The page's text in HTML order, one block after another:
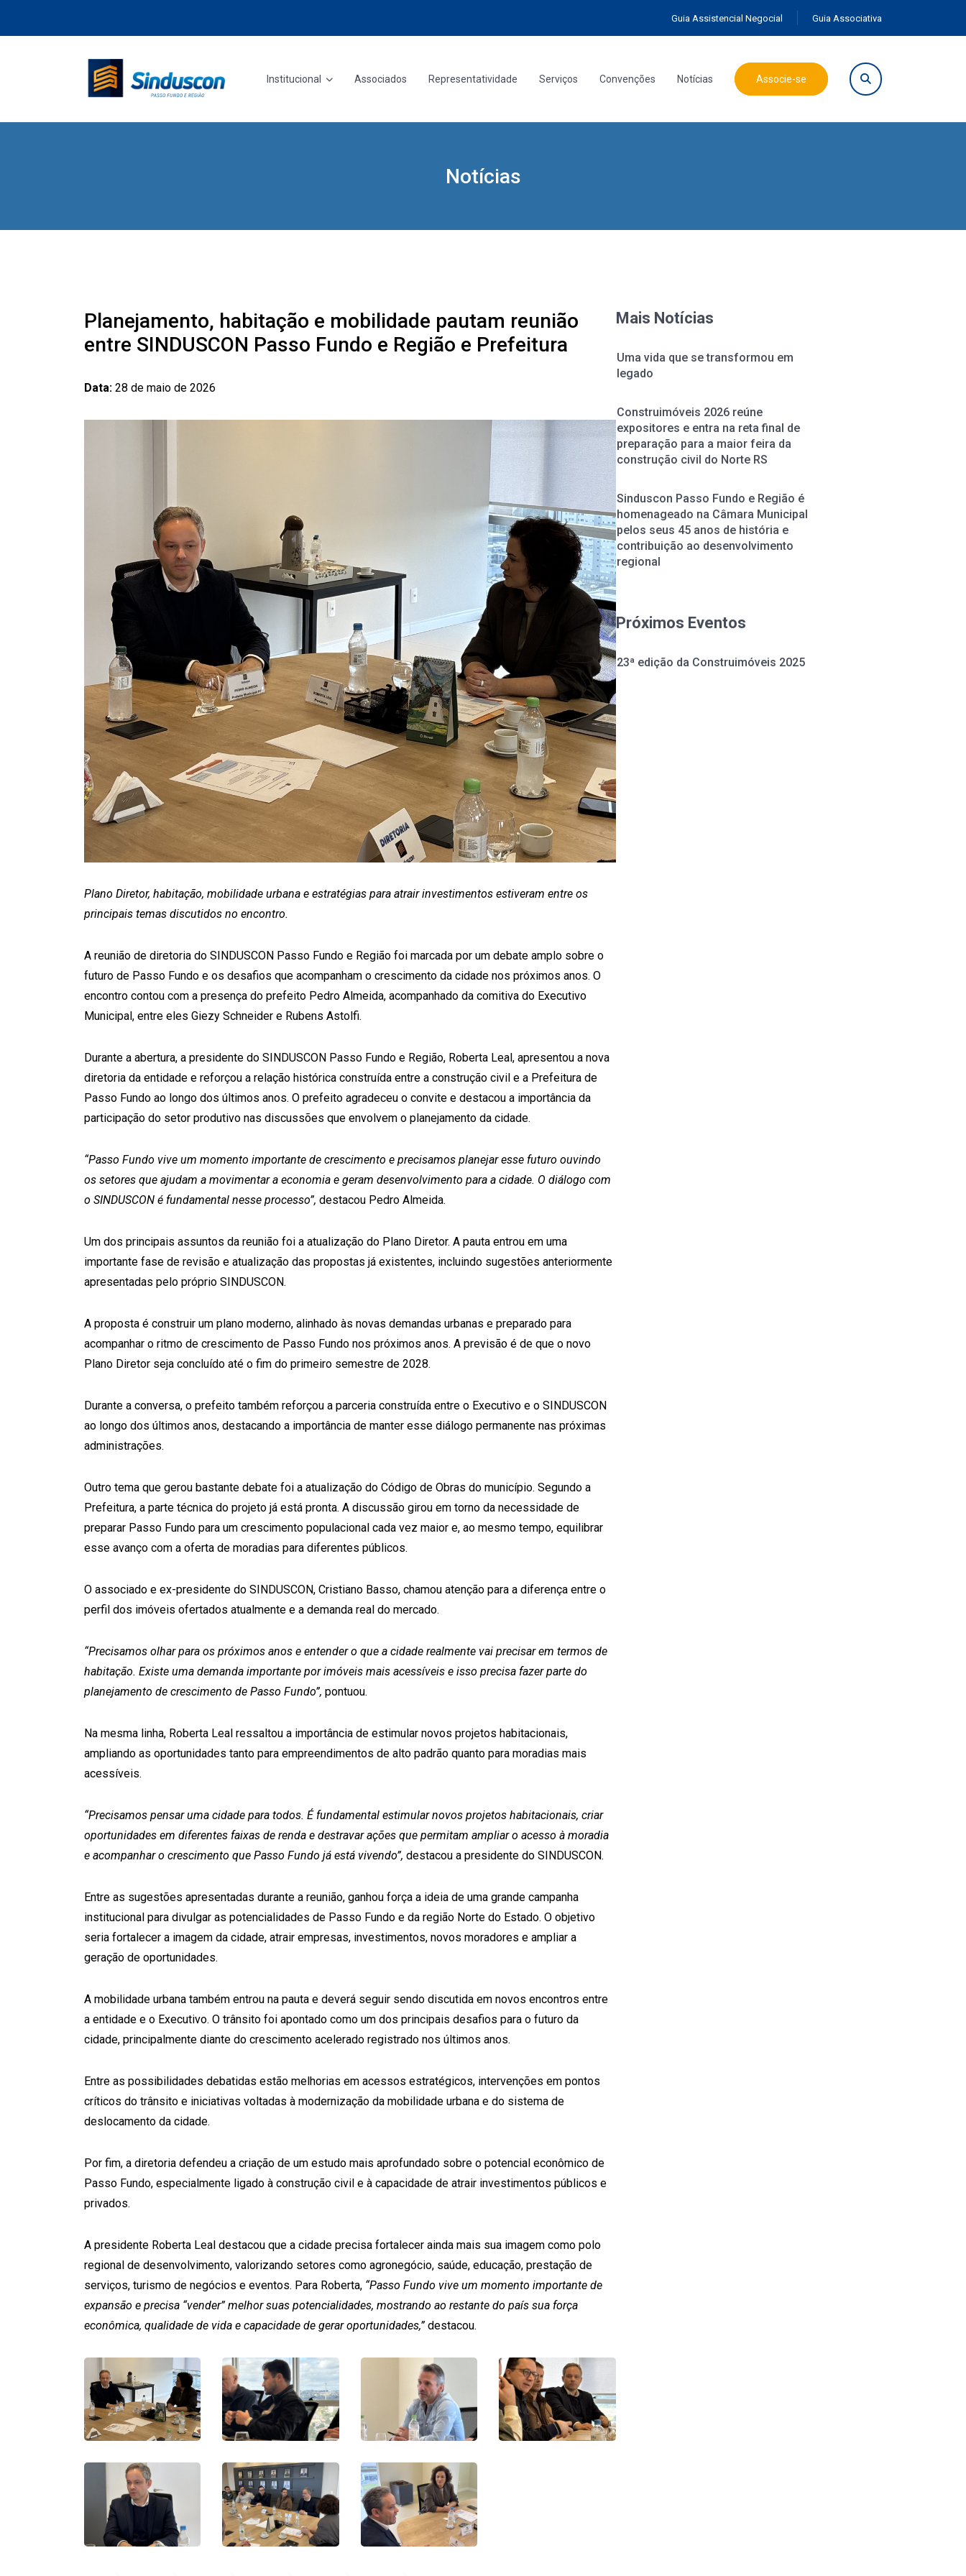
Guia Assistencial Negocial Guia Associativa
Institucional Associados Representatividade Serviços Convenções Notícias Associe-se
Notícias
Planejamento, habitação e mobilidade pautam reunião
entre SINDUSCON Passo Fundo e Região e Prefeitura
Data: 28 de maio de 2026
Plano Diretor, habitação, mobilidade urbana e estratégias para atrair investimentos estiveram entre os
principais temas discutidos no encontro.
A reunião de diretoria do SINDUSCON Passo Fundo e Região foi marcada por um debate amplo sobre o
futuro de Passo Fundo e os desafios que acompanham o crescimento da cidade nos próximos anos. O
encontro contou com a presença do prefeito Pedro Almeida, acompanhado da comitiva do Executivo
Municipal, entre eles Giezy Schneider e Rubens Astolfi.
Durante a abertura, a presidente do SINDUSCON Passo Fundo e Região, Roberta Leal, apresentou a nova
diretoria da entidade e reforçou a relação histórica construída entre a construção civil e a Prefeitura de
Passo Fundo ao longo dos últimos anos. O prefeito agradeceu o convite e destacou a importância da
participação do setor produtivo nas discussões que envolvem o planejamento da cidade.
“Passo Fundo vive um momento importante de crescimento e precisamos planejar esse futuro ouvindo
os setores que ajudam a movimentar a economia e geram desenvolvimento para a cidade. O diálogo com
o SINDUSCON é fundamental nesse processo”, destacou Pedro Almeida.
Um dos principais assuntos da reunião foi a atualização do Plano Diretor. A pauta entrou em uma
importante fase de revisão e atualização das propostas já existentes, incluindo sugestões anteriormente
apresentadas pelo próprio SINDUSCON.
A proposta é construir um plano moderno, alinhado às novas demandas urbanas e preparado para
acompanhar o ritmo de crescimento de Passo Fundo nos próximos anos. A previsão é de que o novo
Plano Diretor seja concluído até o fim do primeiro semestre de 2028.
Durante a conversa, o prefeito também reforçou a parceria construída entre o Executivo e o SINDUSCON
ao longo dos últimos anos, destacando a importância de manter esse diálogo permanente nas próximas
administrações.
Outro tema que gerou bastante debate foi a atualização do Código de Obras do município. Segundo a
Prefeitura, a parte técnica do projeto já está pronta. A discussão girou em torno da necessidade de
preparar Passo Fundo para um crescimento populacional cada vez maior e, ao mesmo tempo, equilibrar
esse avanço com a oferta de moradias para diferentes públicos.
O associado e ex-presidente do SINDUSCON, Cristiano Basso, chamou atenção para a diferença entre o
perfil dos imóveis ofertados atualmente e a demanda real do mercado.
“Precisamos olhar para os próximos anos e entender o que a cidade realmente vai precisar em termos de
habitação. Existe uma demanda importante por imóveis mais acessíveis e isso precisa fazer parte do
planejamento de crescimento de Passo Fundo”, pontuou.
Na mesma linha, Roberta Leal ressaltou a importância de estimular novos projetos habitacionais,
ampliando as oportunidades tanto para empreendimentos de alto padrão quanto para moradias mais
acessíveis.
“Precisamos pensar uma cidade para todos. É fundamental estimular novos projetos habitacionais, criar
oportunidades em diferentes faixas de renda e destravar ações que permitam ampliar o acesso à moradia
e acompanhar o crescimento que Passo Fundo já está vivendo”, destacou a presidente do SINDUSCON.
Entre as sugestões apresentadas durante a reunião, ganhou força a ideia de uma grande campanha
institucional para divulgar as potencialidades de Passo Fundo e da região Norte do Estado. O objetivo
seria fortalecer a imagem da cidade, atrair empresas, investimentos, novos moradores e ampliar a
geração de oportunidades.
A mobilidade urbana também entrou na pauta e deverá seguir sendo discutida em novos encontros entre
a entidade e o Executivo. O trânsito foi apontado como um dos principais desafios para o futuro da
cidade, principalmente diante do crescimento acelerado registrado nos últimos anos.
Entre as possibilidades debatidas estão melhorias em acessos estratégicos, intervenções em pontos
críticos do trânsito e iniciativas voltadas à modernização da mobilidade urbana e do sistema de
deslocamento da cidade.
Por fim, a diretoria defendeu a criação de um estudo mais aprofundado sobre o potencial econômico de
Passo Fundo, especialmente ligado à construção civil e à capacidade de atrair investimentos públicos e
privados.
A presidente Roberta Leal destacou que a cidade precisa fortalecer ainda mais sua imagem como polo
regional de desenvolvimento, valorizando setores como agronegócio, saúde, educação, prestação de
serviços, turismo de negócios e eventos. Para Roberta, “Passo Fundo vive um momento importante de
expansão e precisa “vender” melhor suas potencialidades, mostrando ao restante do país sua força
econômica, qualidade de vida e capacidade de gerar oportunidades,”destacou.
Mais Notícias
Uma vida que se transformou em
legado
Construimóveis 2026 reúne
expositores e entra na reta final de
preparação para a maior feira da
construção civil do Norte RS
Sinduscon Passo Fundo e Região é
homenageado na Câmara Municipal
pelos seus 45 anos de história e
contribuição ao desenvolvimento
regional
Próximos Eventos
23ª edição da Construimóveis 2025